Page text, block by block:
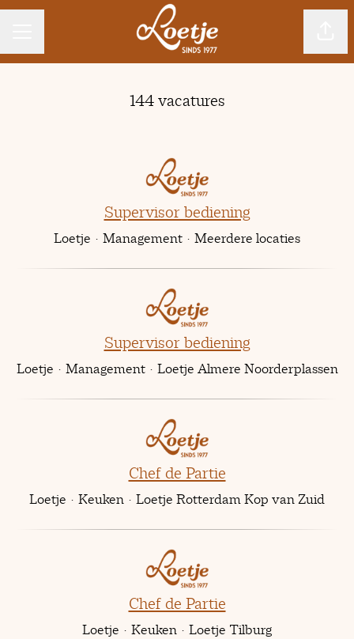
144 vacatures
Supervisor bediening
Loetje · Management · Meerdere locaties
Supervisor bediening
Loetje · Management · Loetje Almere Noorderplassen
Chef de Partie
Loetje · Keuken · Loetje Rotterdam Kop van Zuid
Chef de Partie
Loetje · Keuken · Loetje Tilburg